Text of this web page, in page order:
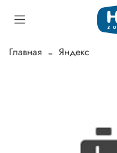
Главная Яндекс